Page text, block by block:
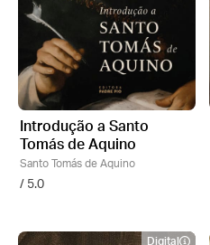
Introdução a Santo
Tomás de Aquino
Santo Tomás de Aquino
/ 5.0
Digital